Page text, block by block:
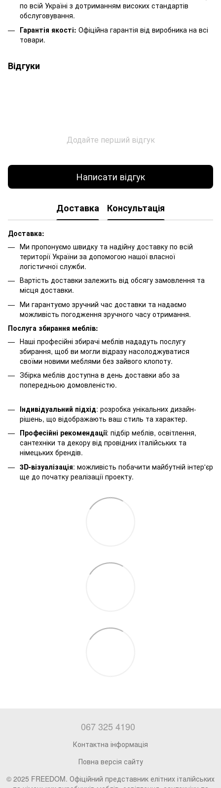
по всій Україні з дотриманням високих стандартів
обслуговування.
Гарантія якості: Офіційна гарантія від виробника на всі
товари.
Відгуки
Додайте перший відгук
Написати відгук
Доставка Консультація
Доставка:
Ми пропонуємо швидку та надійну доставку по всій
території України за допомогою нашої власної
логістичної служби.
Вартість доставки залежить від обсягу замовлення та
місця доставки.
Ми гарантуємо зручний час доставки та надаємо
можливість погодження зручного часу отримання.
Послуга збирання меблів:
Наші професійні збирачі меблів нададуть послугу
збирання, щоб ви могли відразу насолоджуватися
своїми новими меблями без зайвого клопоту.
Збірка меблів доступна в день доставки або за
попередньою домовленістю.
Індивідуальний підхід: розробка унікальних дизайн-
рішень, що відображають ваш стиль та характер.
Професійні рекомендації: підбір меблів, освітлення,
сантехніки та декору від провідних італійських та
німецьких брендів.
3D-візуалізація: можливість побачити майбутній інтер'єр
ще до початку реалізації проекту.
067 325 4190
Контактна інформація
Повна версія сайту
© 2025 FREEDOM. Офіційний представник елітних італійських